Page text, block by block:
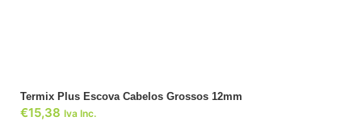
Termix Plus Escova Cabelos Grossos 12mm
€15,38 Iva Inc.